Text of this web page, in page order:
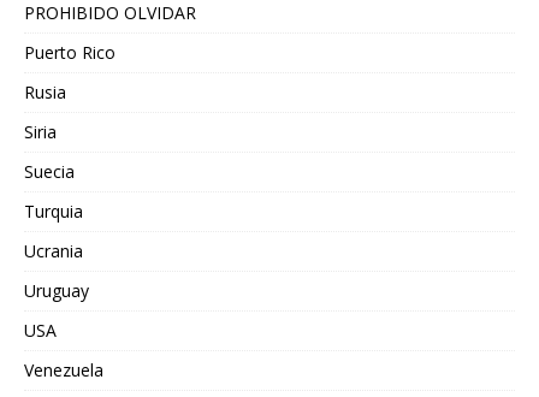
PROHIBIDO OLVIDAR
Puerto Rico
Rusia
Siria
Suecia
Turquia
Ucrania
Uruguay
USA
Venezuela